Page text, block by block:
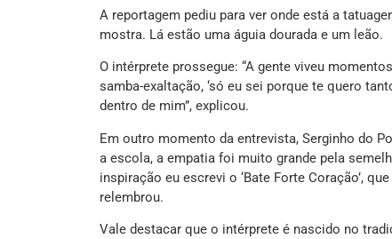
A reportagem pediu para ver onde está a
mostra. Lá estão uma águia dourada e um leão.
O intérprete prossegue: “A gente viveu
samba-exaltação, ‘só eu sei porque te quero
dentro de mim”, explicou.
Em outro momento da entrevista, Serginho do
a escola, a empatia foi muito grande pela
inspiração eu escrevi o ‘Bate Forte Coração’,
relembrou.
Vale destacar que o intérprete é nascido no